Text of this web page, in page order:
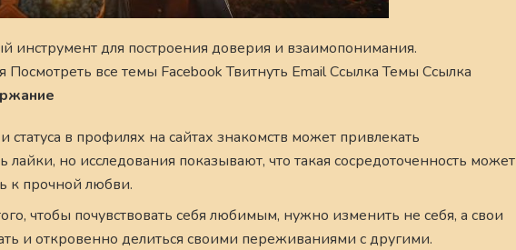
для построения доверия и взаимопонимания.
все темы Facebook Твитнуть Email Ссылка Темы Ссылка
статуса в профилях на сайтах знакомств может привлекать
лайки, но исследования показывают, что такая сосредоточенность может
к прочной любви.
чтобы почувствовать себя любимым, нужно изменить не себя, а свои
и откровенно делиться своими переживаниями с другими.